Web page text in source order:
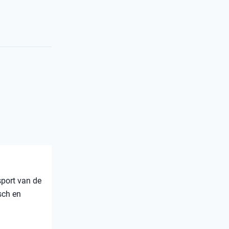
van de
en